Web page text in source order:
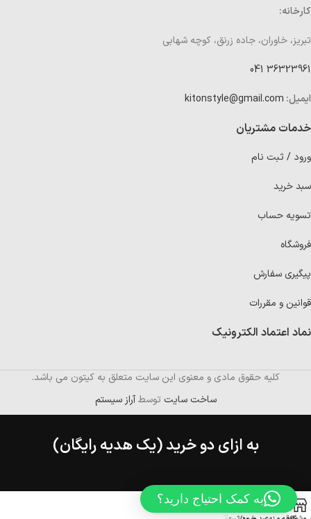
کارخانه:
تبریز، خاوران، جاده زرنق، کوچه شهابی
36323961 041
ایمیل: kitonstyle@gmail.com
خدمات مشتریان
ورود / ثبت نام
سبد خرید
تسویه حساب
فروشگاه
پیگیری سفارش
قوانین و مقررات
نماد اعتماد الکترونیک
کلیه حقوق مادی و معنوی این سایت متعلق به کیتون می باشد.
ساخت سایت توسطآراز سیستم
به ازای دو خرید (یک هدیه رایگان)
به کمک احتیاج دارید؟